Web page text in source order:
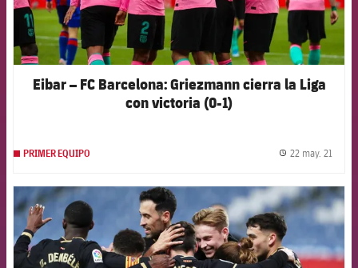
Eibar – FC Barcelona: Griezmann cierra la Liga
con victoria (0-1)
PRIMER EQUIPO 22 may. 21
FCB Barcelona badge